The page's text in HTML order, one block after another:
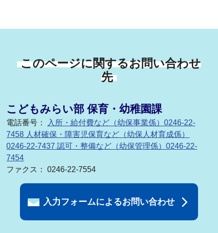
このページに関するお問い合わせ
先
こどもみらい部 保育・幼稚園課
電話番号： 入所・給付費など（幼保事業係）0246-22-
7458 人材確保・障害児保育など（幼保人材育成係）
0246-22-7437 認可・整備など（幼保管理係）0246-22-
7454
ファクス： 0246-22-7554
入力フォームによるお問い合わせ